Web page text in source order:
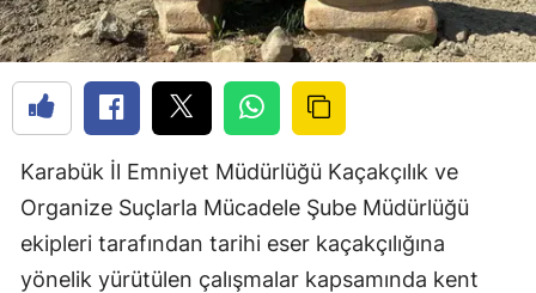
Karabük İl Emniyet Müdürlüğü Kaçakçılık ve
Organize Suçlarla Mücadele Şube Müdürlüğü
ekipleri tarafından tarihi eser kaçakçılığına
yönelik yürütülen çalışmalar kapsamında kent